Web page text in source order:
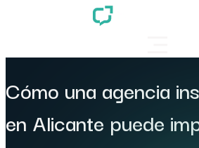
Cómo una agencia
en Alicante puede